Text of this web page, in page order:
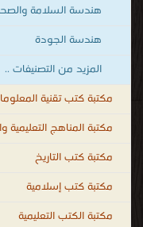
هندسة السلامة
هندسة الجودة
المزيد من التصنيفات ..
مكتبة كتب تقنية
مكتبة المناهج التعليمية
مكتبة كتب التاريخ
مكتبة كتب إسلامية
مكتبة الكتب التعليمية